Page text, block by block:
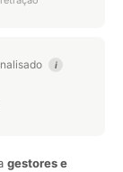
i
gestores e